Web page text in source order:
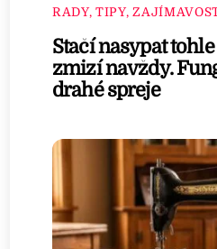
RADY, TIPY,
Stačí nasypat
zmizí navždy.
drahé spreje